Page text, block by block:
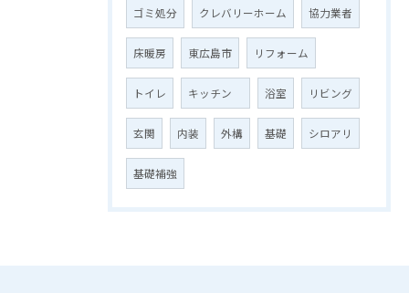
ゴミ処分 クレバリーホーム 協力業者
床暖房 東広島市 リフォーム
トイレ キッチン 浴室 リビング
玄関 内装 外構 基礎 シロアリ
基礎補強